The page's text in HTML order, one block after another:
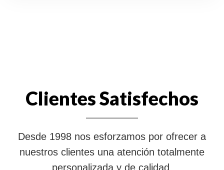
Clientes Satisfechos
Desde 1998 nos esforzamos por ofrecer a
nuestros clientes una atención totalmente
personalizada y de calidad.